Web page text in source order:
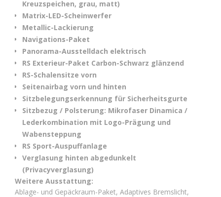
Kreuzspeichen, grau, matt)
Matrix-LED-Scheinwerfer
Metallic-Lackierung
Navigations-Paket
Panorama-Ausstelldach elektrisch
RS Exterieur-Paket Carbon-Schwarz glänzend
RS-Schalensitze vorn
Seitenairbag vorn und hinten
Sitzbelegungserkennung für Sicherheitsgurte
Sitzbezug / Polsterung: Mikrofaser Dinamica /
Lederkombination mit Logo-Prägung und
Wabensteppung
RS Sport-Auspuffanlage
Verglasung hinten abgedunkelt
(Privacyverglasung)
Weitere Ausstattung:
Ablage- und Gepäckraum-Paket, Adaptives Bremslicht,